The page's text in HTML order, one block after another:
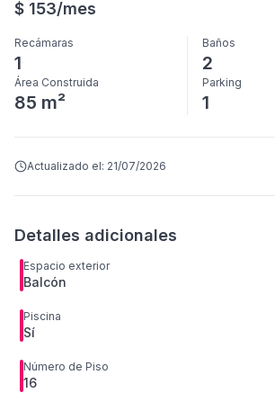
$ 153/mes
Recámaras
1
Baños
2
Área Construida
85 m²
Parking
1
Actualizado el: 21/07/2026
Detalles adicionales
Espacio exterior
Balcón
Piscina
Sí
Número de Piso
16